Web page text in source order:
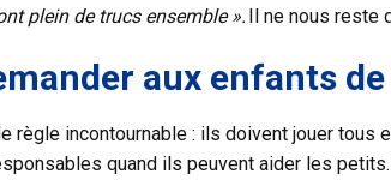
plein de trucs ensemble ». Il ne nous reste
aux enfants
règle incontournable : ils doivent jouer tous
quand ils peuvent aider les